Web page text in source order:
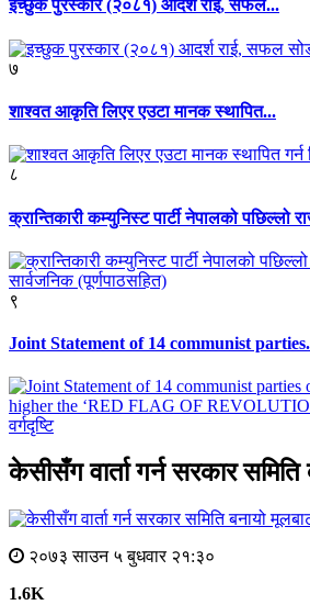
इच्छुक पुरस्कार (२०८१) आदर्श राई, सफल...
७
शाश्वत आकृति लिएर एउटा मानक स्थापित...
८
क्रान्तिकारी कम्युनिस्ट पार्टी नेपालको पछिल्लो
९
Joint Statement of 14 communist
वर्गदृष्टि
केसीसँग वार्ता गर्न सरकार समिति
२०७३ साउन ५ बुधवार २१:३०
1.6K